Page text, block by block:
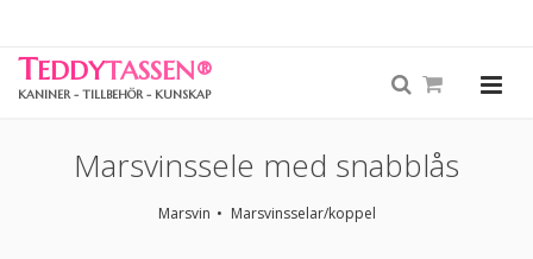
TEDDYTASSEN®
KANINER - TILLBEHÖR - KUNSKAP
Marsvinssele med snabblås
Marsvin Marsvinsselar/koppel